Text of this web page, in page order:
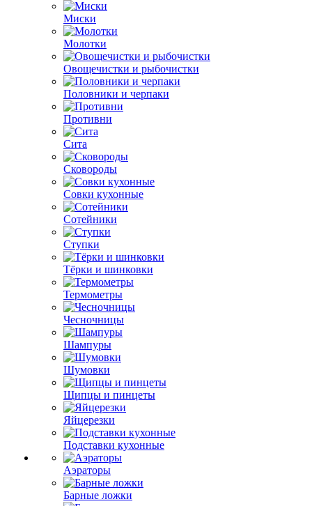
Миски
Молотки
Овощечистки и рыбочистки
Половники и черпаки
Противни
Сита
Сковороды
Совки кухонные
Сотейники
Ступки
Тёрки и шинковки
Термометры
Чесночницы
Шампуры
Шумовки
Щипцы и пинцеты
Яйцерезки
Подставки кухонные
Аэраторы
Барные ложки